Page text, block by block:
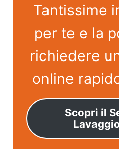
Tantissime
per te e la
richiedere
online
Scopri il